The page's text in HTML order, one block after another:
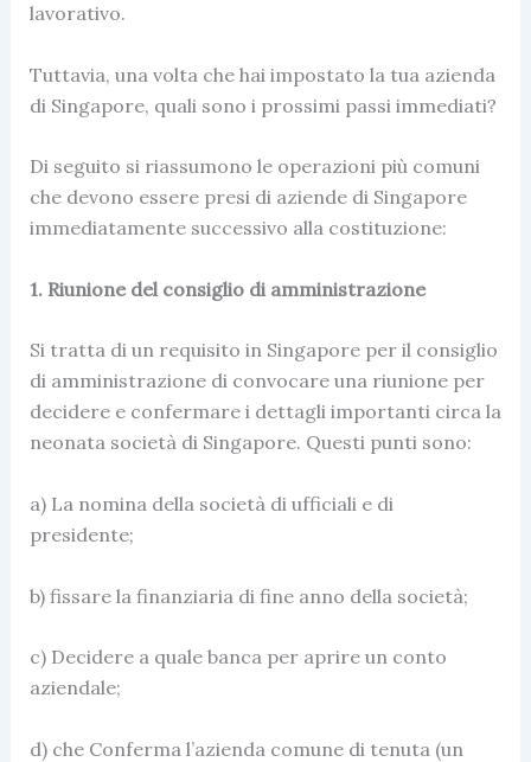
lavorativo.
Tuttavia, una volta che hai impostato la tua azienda
di Singapore, quali sono i prossimi passi immediati?
Di seguito si riassumono le operazioni più comuni
che devono essere presi di aziende di Singapore
immediatamente successivo alla costituzione:
1. Riunione del consiglio di amministrazione
Si tratta di un requisito in Singapore per il consiglio
di amministrazione di convocare una riunione per
decidere e confermare i dettagli importanti circa la
neonata società di Singapore. Questi punti sono:
a) La nomina della società di ufficiali e di
presidente;
b) fissare la finanziaria di fine anno della società;
c) Decidere a quale banca per aprire un conto
aziendale;
d) che Conferma l’azienda comune di tenuta (un